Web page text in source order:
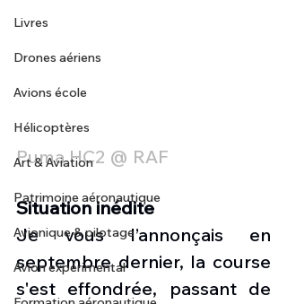
Livres
Drones aériens
Avions école
Hélicoptères
Art & Aviation
Patrimoine aéronautique
Avionique & pilotage
Avion expérimental
Puma HC2 @ RAF
Situation inédite
Je vous l’annonçais en
septembre dernier, la course
s'est effondrée, passant de